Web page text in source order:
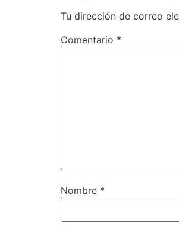
Tu dirección de correo
Comentario *
Nombre *